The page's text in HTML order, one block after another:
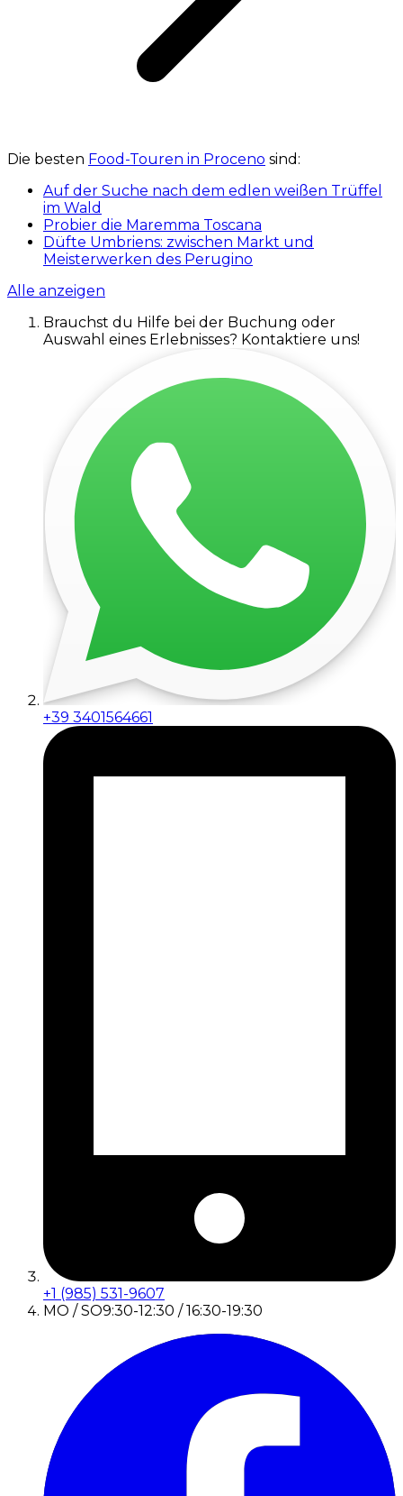
Die besten Food-Touren in Proceno sind:
Auf der Suche nach dem edlen weißen Trüffel
im Wald
Probier die Maremma Toscana
Düfte Umbriens: zwischen Markt und
Meisterwerken des Perugino
Alle anzeigen
Brauchst du Hilfe bei der Buchung oder
Auswahl eines Erlebnisses? Kontaktiere uns!
+39 3401564661
+1 (985) 531-9607
MO / SO9:30-12:30 / 16:30-19:30